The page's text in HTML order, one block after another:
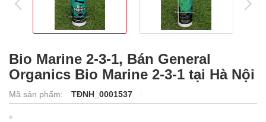
Bio Marine 2-3-1, Bán General
Organics Bio Marine 2-3-1 tại Hà Nội
Mã sản phẩm: TĐNH_0001537